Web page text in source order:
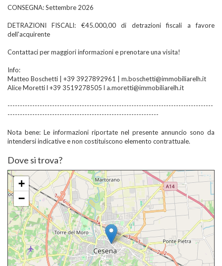
CONSEGNA: Settembre 2026
DETRAZIONI FISCALI: €45.000,00 di detrazioni fiscali a favore
dell'acquirente
Contattaci per maggiori informazioni e prenotare una visita!
Info:
Matteo Boschetti | +39 3927892961 | m.boschetti@immobiliarelh.it
Alice Moretti l +39 3519278505 l a.moretti@immobiliarelh.it
-----------------------------------------------------------------------------------
-------------------------------------------------------------
Nota bene: Le informazioni riportate nel presente annuncio sono da
intendersi indicative e non costituiscono elemento contrattuale.
Dove si trova?
+
−